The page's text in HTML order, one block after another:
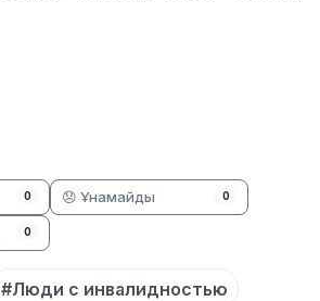
0 😞 Ұнамайды 0
0
#Люди с инвалидностью